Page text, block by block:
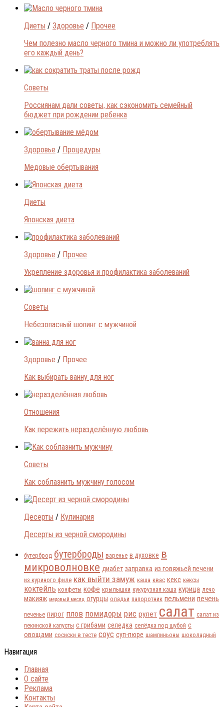
Диеты / Здоровье / Прочее
Чем полезно масло черного тмина и можно ли употреблять
его каждый день?
Советы
Россиянам дали советы, как сэкономить семейный
бюджет при рождении ребенка
Здоровье / Процедуры
Медовые обертывания
Диеты
Японская диета
Здоровье / Прочее
Укрепление здоровья и профилактика заболеваний
Советы
Небезопасный шопинг с мужчиной
Здоровье / Прочее
Как выбирать ванну для ног
Отношения
Как пережить неразделённую любовь
Советы
Как соблазнить мужчину голосом
Десерты / Кулинария
Десерты из черной смородины
бутерброд бутерброды варенье в духовке в
микроволновке диабет заправка из говяжьей печени
из куриного филе как выйти замуж каша квас кекс кексы
коктейль конфеты кофе крылышки кукурузная каша курица лечо
макияж медовый месяц огурцы оладьи папоротник пельмени печень
печенье пирог плов помидоры рис рулет салат салат из
пекинской капусты с грибами селедка селёдка под шубой с
овощами сосиски в тесте соус суп-пюре шампиньоны шоколадный
Навигация
Главная
О сайте
Реклама
Контакты